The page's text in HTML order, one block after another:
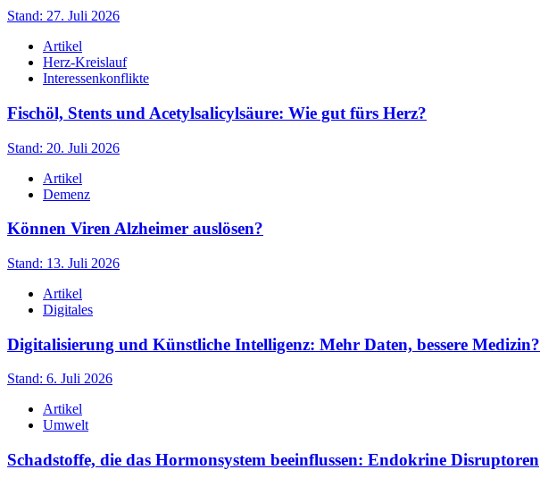
Stand: 27. Juli 2026
Artikel
Herz-Kreislauf
Interessenkonflikte
Fischöl, Stents und Acetylsalicylsäure: Wie gut fürs Herz?
Stand: 20. Juli 2026
Artikel
Demenz
Können Viren Alzheimer auslösen?
Stand: 13. Juli 2026
Artikel
Digitales
Digitalisierung und Künstliche Intelligenz: Mehr Daten, bessere Medizin?
Stand: 6. Juli 2026
Artikel
Umwelt
Schadstoffe, die das Hormonsystem beeinflussen: Endokrine Disruptoren